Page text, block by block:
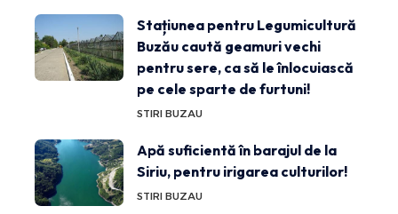
Stațiunea pentru Legumicultură
Buzău caută geamuri vechi
pentru sere, ca să le înlocuiască
pe cele sparte de furtuni!
STIRI BUZAU
Apă suficientă în barajul de la
Siriu, pentru irigarea culturilor!
STIRI BUZAU